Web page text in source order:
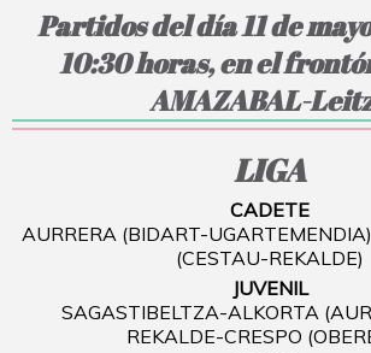
Partidos del día 11 de
10:30 horas, en el
AMAZABAL-
LIGA
CADETE
AURRERA (BIDART-UGARTEMENDIA)
(CESTAU-REKALDE)
JUVENIL
SAGASTIBELTZA-ALKORTA
REKALDE-CRESPO